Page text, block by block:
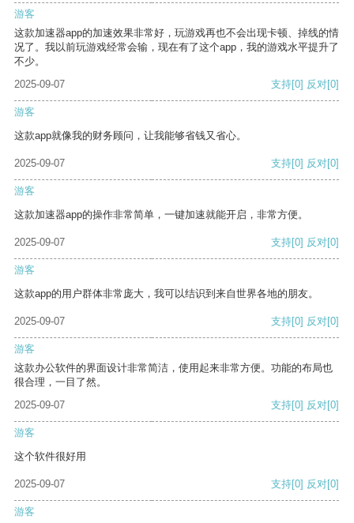
游客
这款加速器app的加速效果非常好，玩游戏再也不会出现卡顿、掉线的情
况了。我以前玩游戏经常会输，现在有了这个app，我的游戏水平提升了
不少。
2025-09-07
支持[0] 反对[0]
游客
这款app就像我的财务顾问，让我能够省钱又省心。
2025-09-07 支持[0] 反对[0]
游客
这款加速器app的操作非常简单，一键加速就能开启，非常方便。
2025-09-07 支持[0] 反对[0]
游客
这款app的用户群体非常庞大，我可以结识到来自世界各地的朋友。
2025-09-07 支持[0] 反对[0]
游客
这款办公软件的界面设计非常简洁，使用起来非常方便。功能的布局也
很合理，一目了然。
2025-09-07
支持[0] 反对[0]
游客
这个软件很好用
2025-09-07 支持[0] 反对[0]
游客